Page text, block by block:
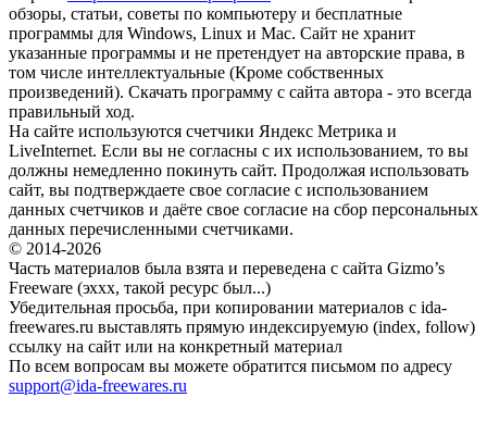
обзоры, статьи, советы по компьютеру и бесплатные
программы для Windows, Linux и Mac. Сайт не хранит
указанные программы и не претендует на авторские права, в
том числе интеллектуальные (Кроме собственных
произведений). Скачать программу с сайта автора - это всегда
правильный ход.
На сайте используются счетчики Яндекс Метрика и
LiveInternet. Если вы не согласны с их использованием, то вы
должны немедленно покинуть сайт. Продолжая использовать
сайт, вы подтверждаете свое согласие с использованием
данных счетчиков и даёте свое согласие на сбор персональных
данных перечисленными счетчиками.
© 2014-2026
Часть материалов была взята и переведена с сайта Gizmo’s
Freeware (эххх, такой ресурс был...)
Убедительная просьба, при копировании материалов с ida-
freewares.ru выставлять прямую индексируемую (index, follow)
ссылку на сайт или на конкретный материал
По всем вопросам вы можете обратится письмом по адресу
support@ida-freewares.ru